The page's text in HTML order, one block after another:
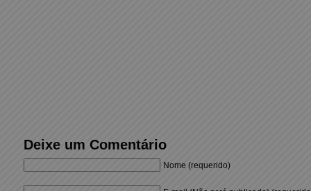
Deixe um Comentário
Nome (requerido)